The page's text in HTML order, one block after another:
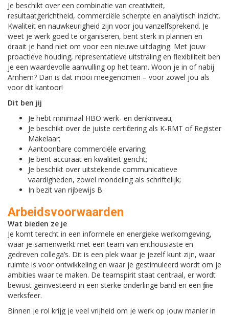
Je beschikt over een combinatie van creativiteit,
resultaatgerichtheid, commerciële scherpte en analytisch inzicht.
Kwaliteit en nauwkeurigheid zijn voor jou vanzelfsprekend. Je
weet je werk goed te organiseren, bent sterk in plannen en
draait je hand niet om voor een nieuwe uitdaging. Met jouw
proactieve houding, representatieve uitstraling en flexibiliteit ben
je een waardevolle aanvulling op het team. Woon je in of nabij
Arnhem? Dan is dat mooi meegenomen – voor zowel jou als
voor dit kantoor!
Dit ben jij
Je hebt minimaal HBO werk- en denkniveau;
Je beschikt over de juiste certificering als K-RMT of Register
Makelaar;
Aantoonbare commerciële ervaring;
Je bent accuraat en kwaliteit gericht;
Je beschikt over uitstekende communicatieve
vaardigheden, zowel mondeling als schriftelijk;
In bezit van rijbewijs B.
Arbeidsvoorwaarden
Wat bieden ze je
Je komt terecht in een informele en energieke werkomgeving,
waar je samenwerkt met een team van enthousiaste en
gedreven collega’s. Dit is een plek waar je jezelf kunt zijn, waar
ruimte is voor ontwikkeling en waar je gestimuleerd wordt om je
ambities waar te maken. De teamspirit staat centraal, er wordt
bewust geïnvesteerd in een sterke onderlinge band en een fijne
werksfeer.
Binnen je rol krijg je veel vrijheid om je werk op jouw manier in